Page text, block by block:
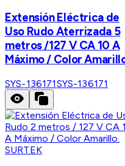
Extensión Eléctrica de
Uso Rudo Aterrizada 5
metros /127 V CA 10 A
Máximo / Color
SYS-136171SYS-136171
SURTEK